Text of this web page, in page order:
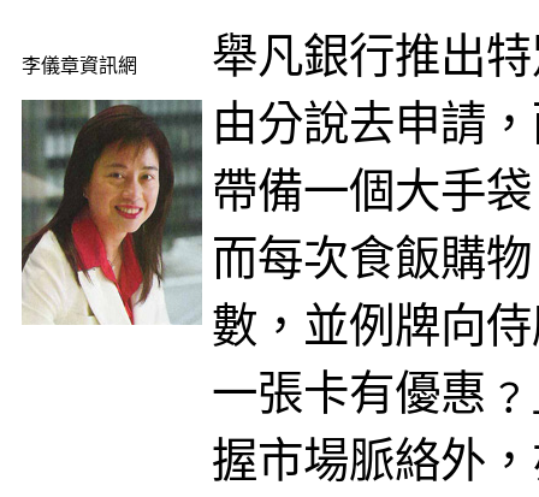
李儀章資訊網
舉凡銀行推出
由分說去申請
帶備一個大手
而每次食飯購
數，並例牌向
一張卡有優惠
握市場脈絡外